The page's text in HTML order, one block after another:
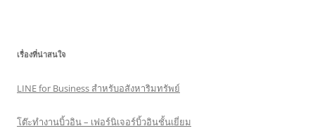
เรื่องที่น่าสนใจ
LINE for Business สำหรับอสังหาริมทรัพย์
โต๊ะทำงานบิ้วอิน – เฟอร์นิเจอร์บิ้วอินชั้นเยี่ยม